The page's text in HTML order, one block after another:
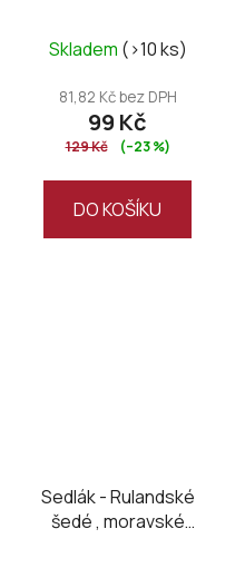
Skladem (>10 ks)
81,82 Kč bez DPH
99 Kč
129 Kč (–23 %)
DO KOŠÍKU
Sedlák - Rulandské
šedé , moravské